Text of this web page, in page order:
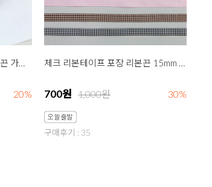
포장 끈 세무드 스웨이드 세무 끈 가죽 줄 3mm ver2 2마 5종
20%
체크 리본테이프 포장 리본끈 15mm 9종
700원 1,000원 30%
구매후기 : 35